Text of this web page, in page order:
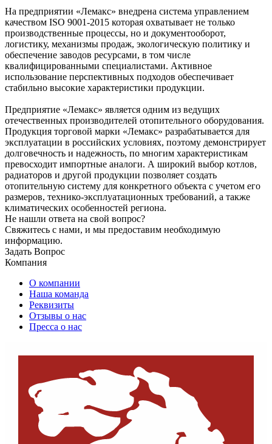
На предприятии «Лемакс» внедрена система управлением
качеством ISO 9001-2015 которая охватывает не только
производственные процессы, но и документооборот,
логистику, механизмы продаж, экологическую политику и
обеспечение заводов ресурсами, в том числе
квалифицированными специалистами. Активное
использование перспективных подходов обеспечивает
стабильно высокие характеристики продукции.
Предприятие «Лемакс» является одним из ведущих
отечественных производителей отопительного оборудования.
Продукция торговой марки «Лемакс» разрабатывается для
эксплуатации в российских условиях, поэтому демонстрирует
долговечность и надежность, по многим характеристикам
превосходит импортные аналоги. А широкий выбор котлов,
радиаторов и другой продукции позволяет создать
отопительную систему для конкретного объекта с учетом его
размеров, технико-эксплуатационных требований, а также
климатических особенностей региона.
Не нашли ответа на свой вопрос?
Свяжитесь с нами, и мы предоставим необходимую
информацию.
Задать Вопрос
Компания
О компании
Наша команда
Реквизиты
Отзывы о нас
Пресса о нас